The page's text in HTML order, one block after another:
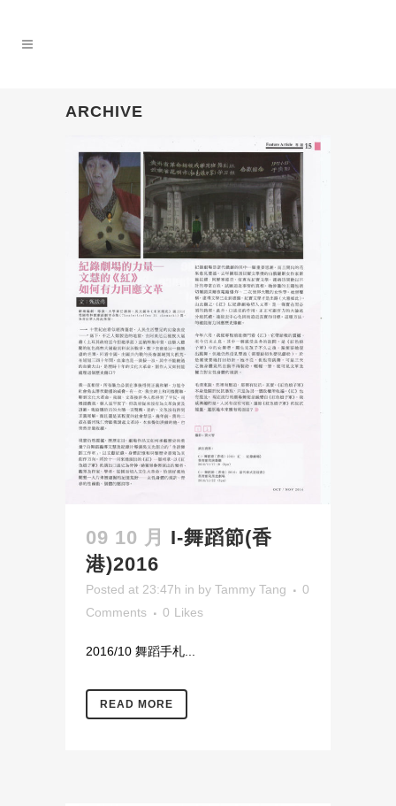
ARCHIVE
09 10 月 I-舞蹈節(香
港)2016
Posted at 23:47h in by Tammy Tang
0
Comments
0 Likes
2016/10 舞蹈手札...
READ MORE